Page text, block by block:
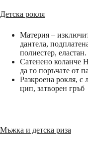
Детска рокля
Материя –
дантела,
полиестер, еластан.
Сатенено коланче
да го поръчате от
Разкроена рокля, с
цип, затворен гръб
Мъжка и детска риза